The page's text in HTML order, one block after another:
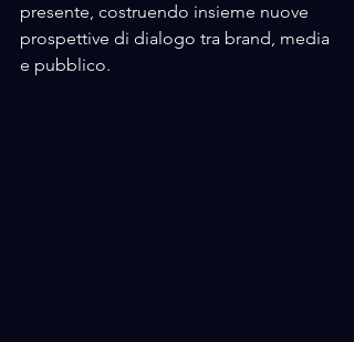
presente, costruendo insieme nuove
prospettive di dialogo tra brand, media
e pubblico.